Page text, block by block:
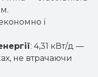
і
: 4,31 кВт/д —
не втрачаючи